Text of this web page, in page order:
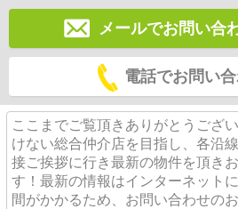
メールでお問い合
電話でお問い
ここまでご覧頂きありがとうござ
けない総合仲介店を目指し、各沿
接ご挨拶に行き最新の物件を頂き
す！最新の情報はインターネット
間がかかるため、お問い合わせの